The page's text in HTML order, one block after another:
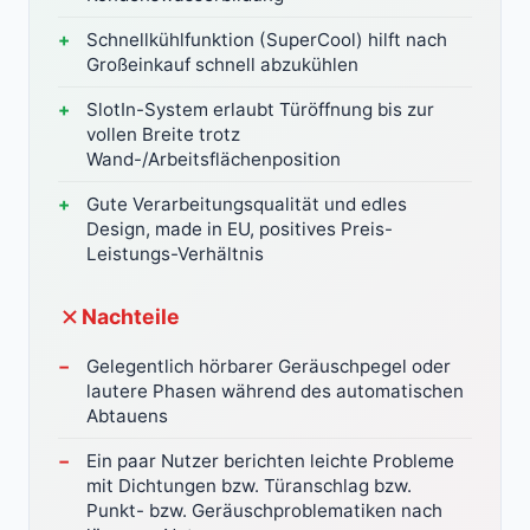
Schnellkühlfunktion (SuperCool) hilft nach
Großeinkauf schnell abzukühlen
SlotIn-System erlaubt Türöffnung bis zur
vollen Breite trotz
Wand-/Arbeitsflächenposition
Gute Verarbeitungsqualität und edles
Design, made in EU, positives Preis-
Leistungs-Verhältnis
Nachteile
Gelegentlich hörbarer Geräuschpegel oder
lautere Phasen während des automatischen
Abtauens
Ein paar Nutzer berichten leichte Probleme
mit Dichtungen bzw. Türanschlag bzw.
Punkt- bzw. Geräuschproblematiken nach